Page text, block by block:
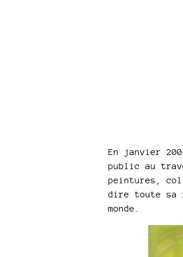
En janvier
public au
peintures,
dire toute sa
monde.